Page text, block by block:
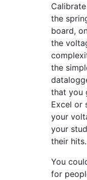
the
board,
the
the
that you
Excel or
your
your
their hits.
You
for